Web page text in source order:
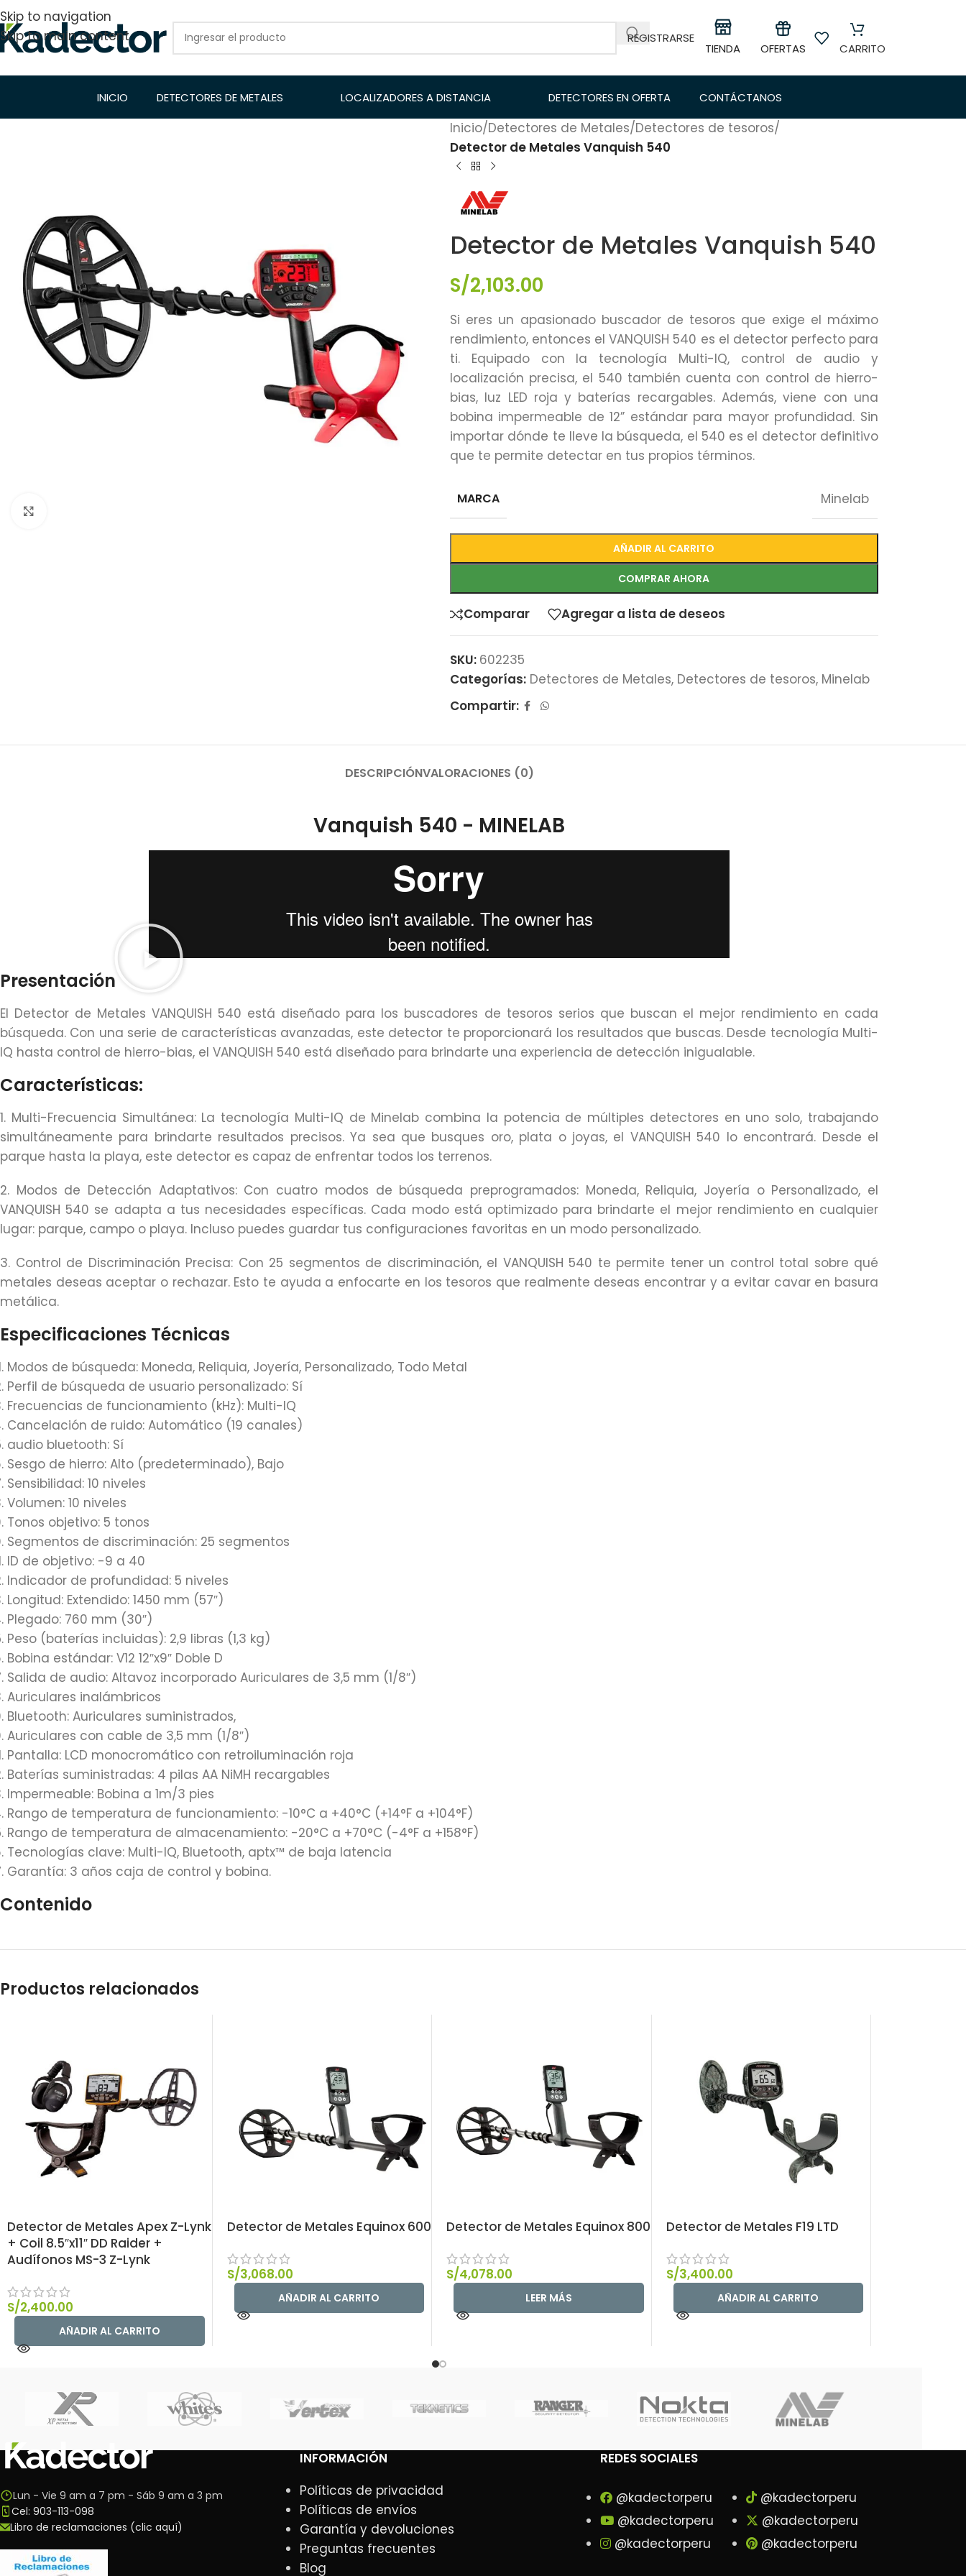
Skip to navigation
Skip to main content
REGISTRARSE
TIENDA OFERTAS CARRITO
INICIO DETECTORES DE METALES LOCALIZADORES A DISTANCIA DETECTORES EN OFERTA CONTÁCTANOS
Inicio/Detectores de Metales/Detectores de tesoros/
Detector de Metales Vanquish 540
Detector de Metales Vanquish 540
S/2,103.00
Si eres un apasionado buscador de tesoros que exige el máximo
rendimiento, entonces el VANQUISH 540 es el detector perfecto para
ti. Equipado con la tecnología Multi-IQ, control de audio y
localización precisa, el 540 también cuenta con control de hierro-
bias, luz LED roja y baterías recargables. Además, viene con una
bobina impermeable de 12” estándar para mayor profundidad. Sin
importar dónde te lleve la búsqueda, el 540 es el detector definitivo
que te permite detectar en tus propios términos.
MARCA Minelab
AÑADIR AL CARRITO
COMPRAR AHORA
Comparar Agregar a lista de deseos
SKU: 602235
Categorías: Detectores de Metales, Detectores de tesoros, Minelab
Compartir:
DESCRIPCIÓNVALORACIONES (0)
Vanquish 540 - MINELAB
Presentación
El Detector de Metales VANQUISH 540 está diseñado para los buscadores de tesoros serios que buscan el mejor rendimiento en cada
búsqueda. Con una serie de características avanzadas, este detector te proporcionará los resultados que buscas. Desde tecnología Multi-
IQ hasta control de hierro-bias, el VANQUISH 540 está diseñado para brindarte una experiencia de detección inigualable.
Características:
1. Multi-Frecuencia Simultánea: La tecnología Multi-IQ de Minelab combina la potencia de múltiples detectores en uno solo, trabajando
simultáneamente para brindarte resultados precisos. Ya sea que busques oro, plata o joyas, el VANQUISH 540 lo encontrará. Desde el
parque hasta la playa, este detector es capaz de enfrentar todos los terrenos.
2. Modos de Detección Adaptativos: Con cuatro modos de búsqueda preprogramados: Moneda, Reliquia, Joyería o Personalizado, el
VANQUISH 540 se adapta a tus necesidades específicas. Cada modo está optimizado para brindarte el mejor rendimiento en cualquier
lugar: parque, campo o playa. Incluso puedes guardar tus configuraciones favoritas en un modo personalizado.
3. Control de Discriminación Precisa: Con 25 segmentos de discriminación, el VANQUISH 540 te permite tener un control total sobre qué
metales deseas aceptar o rechazar. Esto te ayuda a enfocarte en los tesoros que realmente deseas encontrar y a evitar cavar en basura
metálica.
Especificaciones Técnicas
Modos de búsqueda: Moneda, Reliquia, Joyería, Personalizado, Todo Metal
Perfil de búsqueda de usuario personalizado: Sí
Frecuencias de funcionamiento (kHz): Multi-IQ
Cancelación de ruido: Automático (19 canales)
audio bluetooth: Sí
Sesgo de hierro: Alto (predeterminado), Bajo
Sensibilidad: 10 niveles
Volumen: 10 niveles
Tonos objetivo: 5 tonos
Segmentos de discriminación: 25 segmentos
ID de objetivo: -9 a 40
Indicador de profundidad: 5 niveles
Longitud: Extendido: 1450 mm (57″)
Plegado: 760 mm (30″)
Peso (baterías incluidas): 2,9 libras (1,3 kg)
Bobina estándar: V12 12″x9″ Doble D
Salida de audio: Altavoz incorporado Auriculares de 3,5 mm (1/8″)
Auriculares inalámbricos
Bluetooth: Auriculares suministrados,
Auriculares con cable de 3,5 mm (1/8″)
Pantalla: LCD monocromático con retroiluminación roja
Baterías suministradas: 4 pilas AA NiMH recargables
Impermeable: Bobina a 1m/3 pies
Rango de temperatura de funcionamiento: -10°C a +40°C (+14°F a +104°F)
Rango de temperatura de almacenamiento: -20°C a +70°C (-4°F a +158°F)
Tecnologías clave: Multi-IQ, Bluetooth, aptx™ de baja latencia
Garantía: 3 años caja de control y bobina.
Contenido
Productos relacionados
Detector de Metales Apex Z-Lynk
+ Coil 8.5″x11″ DD Raider +
Audífonos MS-3 Z-Lynk
S/2,400.00
AÑADIR AL CARRITO
Detector de Metales Equinox 600
S/3,068.00
AÑADIR AL CARRITO
Detector de Metales Equinox 800
S/4,078.00
LEER MÁS
Detector de Metales F19 LTD
S/3,400.00
AÑADIR AL CARRITO
Lun - Vie 9 am a 7 pm - Sáb 9 am a 3 pm
Cel: 903-113-098
Libro de reclamaciones (clic aquí)
INFORMACIÓN
Políticas de privacidad
Políticas de envíos
Garantía y devoluciones
Preguntas frecuentes
Blog
REDES SOCIALES
@kadectorperu
@kadectorperu
@kadectorperu
@kadectorperu
@kadectorperu
@kadectorperu